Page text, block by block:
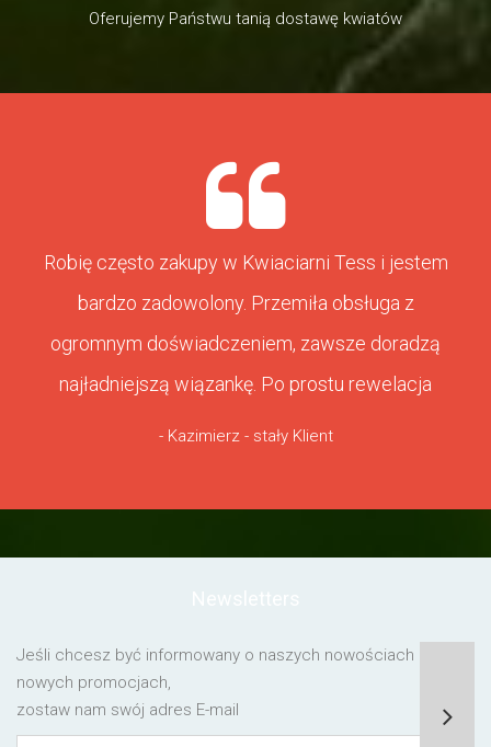
Oferujemy Państwu tanią dostawę kwiatów
Robię często zakupy w Kwiaciarni Tess i jestem
bardzo zadowolony. Przemiła obsługa z
ogromnym doświadczeniem, zawsze doradzą
najładniejszą wiązankę. Po prostu rewelacja
- Kazimierz - stały Klient
Jeśli chcesz być informowany o naszych nowościach lub o
nowych promocjach,
zostaw nam swój adres E-mail